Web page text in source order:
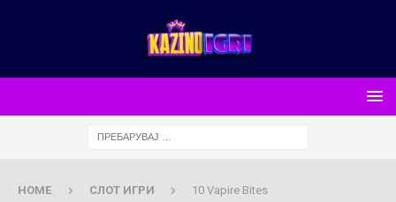
HOME СЛОТ ИГРИ 10 Vapire Bites